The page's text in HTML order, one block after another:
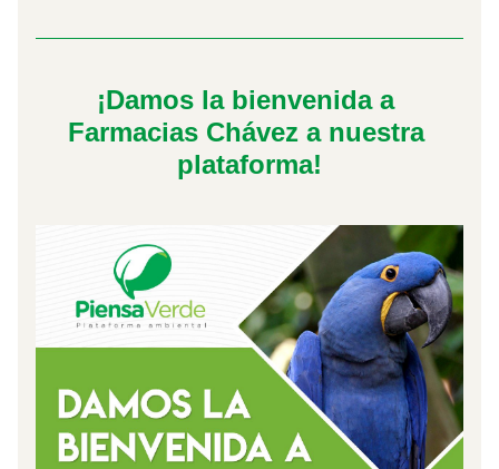
¡Damos la bienvenida a
Farmacias Chávez a nuestra
plataforma!